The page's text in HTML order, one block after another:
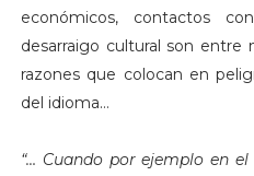
económicos, contactos
desarraigo cultural son entre
razones que colocan en
del idioma…
“… Cuando por ejemplo en